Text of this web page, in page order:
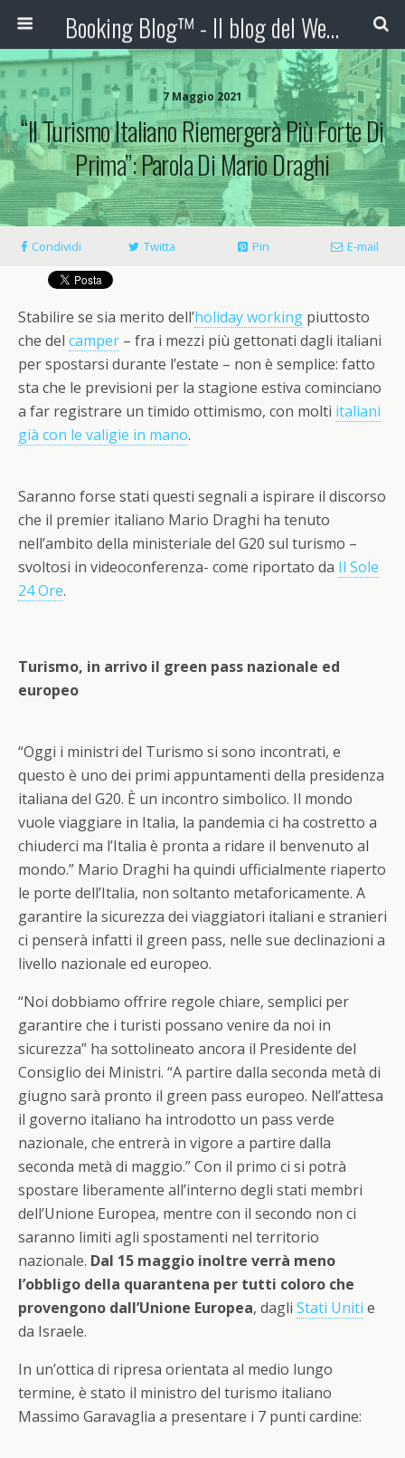
Booking Blog™ - Il blog del Web Marketing Turistico
7 Maggio 2021
“Il Turismo Italiano Riemergerà Più Forte Di
Prima”: Parola Di Mario Draghi
Condividi Twitta Pin E-mail
Stabilire se sia merito dell’holiday working piuttosto
che del camper – fra i mezzi più gettonati dagli italiani
per spostarsi durante l’estate – non è semplice: fatto
sta che le previsioni per la stagione estiva cominciano
a far registrare un timido ottimismo, con molti italiani
già con le valigie in mano.
Saranno forse stati questi segnali a ispirare il discorso
che il premier italiano Mario Draghi ha tenuto
nell’ambito della ministeriale del G20 sul turismo –
svoltosi in videoconferenza- come riportato da Il Sole
24 Ore.
Turismo, in arrivo il green pass nazionale ed
europeo
“Oggi i ministri del Turismo si sono incontrati, e
questo è uno dei primi appuntamenti della presidenza
italiana del G20. È un incontro simbolico. Il mondo
vuole viaggiare in Italia, la pandemia ci ha costretto a
chiuderci ma l’Italia è pronta a ridare il benvenuto al
mondo.” Mario Draghi ha quindi ufficialmente riaperto
le porte dell’Italia, non soltanto metaforicamente. A
garantire la sicurezza dei viaggiatori italiani e stranieri
ci penserà infatti il green pass, nelle sue declinazioni a
livello nazionale ed europeo.
“Noi dobbiamo offrire regole chiare, semplici per
garantire che i turisti possano venire da noi in
sicurezza” ha sottolineato ancora il Presidente del
Consiglio dei Ministri. “A partire dalla seconda metà di
giugno sarà pronto il green pass europeo. Nell’attesa
il governo italiano ha introdotto un pass verde
nazionale, che entrerà in vigore a partire dalla
seconda metà di maggio.” Con il primo ci si potrà
spostare liberamente all’interno degli stati membri
dell’Unione Europea, mentre con il secondo non ci
saranno limiti agli spostamenti nel territorio
nazionale. Dal 15 maggio inoltre verrà meno
l’obbligo della quarantena per tutti coloro che
provengono dall’Unione Europea, dagli Stati Uniti e
da Israele.
In un’ottica di ripresa orientata al medio lungo
termine, è stato il ministro del turismo italiano
Massimo Garavaglia a presentare i 7 punti cardine: